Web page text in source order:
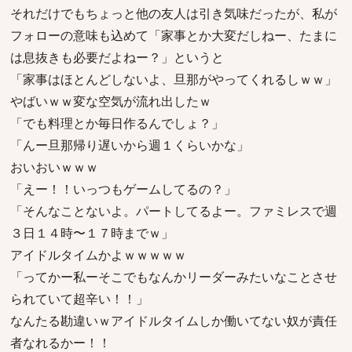
それだけでもちょっと他の友人は引き気味だったが、私が
フォローの意味も込めて「家事とか大変だしねー、たまに
は息抜きも必要だよねー？」というと
「家事はほとんどしないよ、旦那がやってくれるしｗｗ」
やばいｗｗ変な空気が流れ出したｗ
「でも料理とか毎日作るんでしょ？」
「んー旦那帰り遅いから週１くらいかな」
おいおいｗｗｗ
「えー！！いっつもゲームしてるの？」
「そんなことないよ。パートしてるよー。ファミレスで週
３日１４時〜１７時までｗ」
アイドルタイムかよｗｗｗｗｗ
「ってかー私ーそこでもなんかリーダーみたいなことさせ
られていて超辛い！！」
なんたる勘違いｗアイドルタイムしか働いてない奴が責任
者なれるかー！！